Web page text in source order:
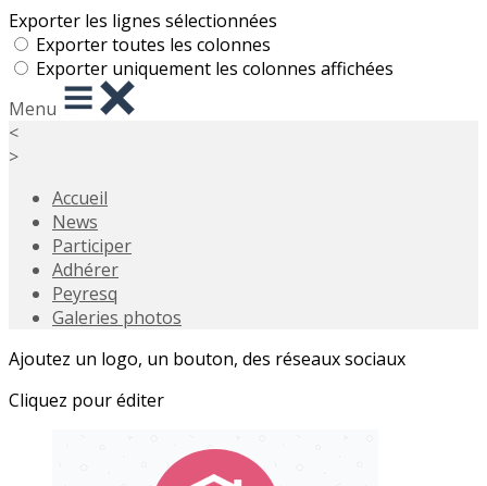
Exporter les lignes sélectionnées
Exporter toutes les colonnes
Exporter uniquement les colonnes affichées
Menu
<
>
Accueil
News
Participer
Adhérer
Peyresq
Galeries photos
Ajoutez un logo, un bouton, des réseaux sociaux
Cliquez pour éditer